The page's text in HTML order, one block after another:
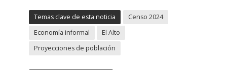
Temas clave de esta noticia
Censo 2024
Economía informal
El Alto
Proyecciones de población